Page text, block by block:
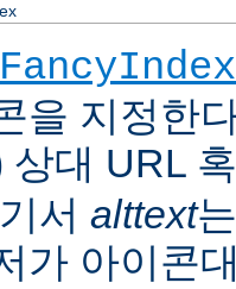
을 지정한
상대 URL
서 alttext
가 아이콘